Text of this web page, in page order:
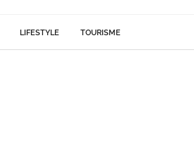
LIFESTYLE TOURISME